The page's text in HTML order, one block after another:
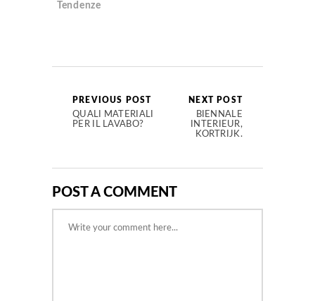
Tendenze
PREVIOUS POST
QUALI MATERIALI
PER IL LAVABO?
NEXT POST
BIENNALE
INTERIEUR,
KORTRIJK.
POST A COMMENT